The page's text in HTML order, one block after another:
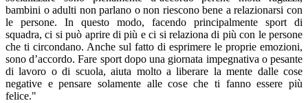
bambini o adulti non parlano o non riescono bene a relazionarsi con
le persone. In questo modo, facendo principalmente sport di
squadra, ci si può aprire di più e ci si relaziona di più con le persone
che ti circondano. Anche sul fatto di esprimere le proprie emozioni,
sono d’accordo. Fare sport dopo una giornata impegnativa o pesante
di lavoro o di scuola, aiuta molto a liberare la mente dalle cose
negative e pensare solamente alle cose che ti fanno essere più
felice."